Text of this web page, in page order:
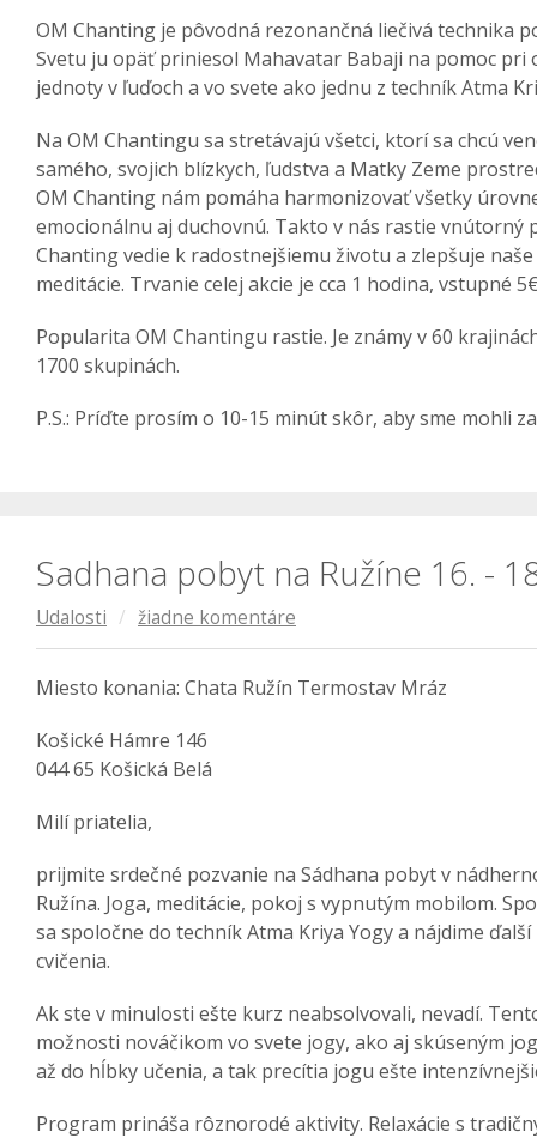
OM Chanting je pôvodná rezonančná liečivá technika
Svetu ju opäť priniesol Mahavatar Babaji na pomoc pri
jednoty v ľuďoch a vo svete ako jednu z techník Atma
Na OM Chantingu sa stretávajú všetci, ktorí sa chcú
samého, svojich blízkych, ľudstva a Matky Zeme
OM Chanting nám pomáha harmonizovať všetky
emocionálnu aj duchovnú. Takto v nás rastie vnútorný
Chanting vedie k radostnejšiemu životu a zlepšuje
meditácie. Trvanie celej akcie je cca 1 hodina, vstupné
Popularita OM Chantingu rastie. Je známy v 60
1700 skupinách.
P.S.: Príďte prosím o 10-15 minút skôr, aby sme mohli
Sadhana pobyt na Ružíne 16. -
Udalosti / žiadne komentáre
Miesto konania: Chata Ružín Termostav Mráz
Košické Hámre 146
044 65 Košická Belá
Milí priatelia,
prijmite srdečné pozvanie na Sádhana pobyt v
Ružína. Joga, meditácie, pokoj s vypnutým mobilom.
sa spoločne do techník Atma Kriya Yogy a nájdime
cvičenia.
Ak ste v minulosti ešte kurz neabsolvovali, nevadí.
možnosti nováčikom vo svete jogy, ako aj skúseným
až do hĺbky učenia, a tak precítia jogu ešte
Program prináša rôznorodé aktivity. Relaxácie s